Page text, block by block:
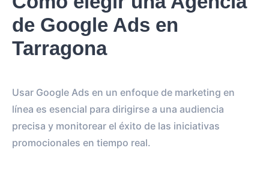
de Google Ads en
Tarragona
Usar Google Ads en un enfoque de marketing en
línea es esencial para dirigirse a una audiencia
precisa y monitorear el éxito de las iniciativas
promocionales en tiempo real.